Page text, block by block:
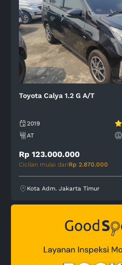
Toyota Calya 1.2 G A/T
2019
AT
Rp 123.000.000
Cicilan mulai dariRp 2.870.000
Kota Adm. Jakarta Timur